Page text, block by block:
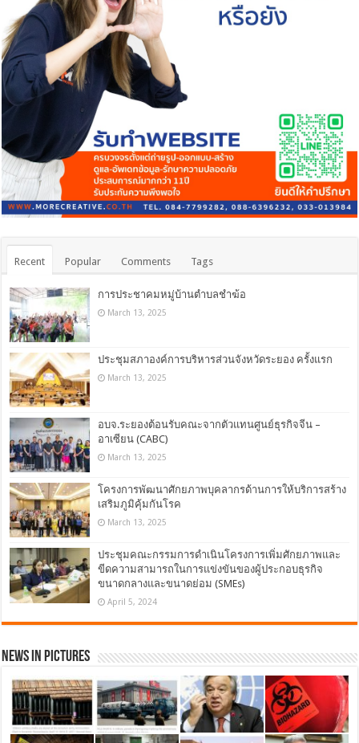
Recent Popular Comments Tags
การประชาคมหมู่บ้านตำบลชำฆ้อ
March 13, 2025
ประชุมสภาองค์การบริหารส่วนจังหวัดระยอง ครั้งแรก
March 13, 2025
อบจ.ระยองต้อนรับคณะจากตัวแทนศูนย์ธุรกิจจีน –
อาเซียน (CABC)
March 13, 2025
โครงการพัฒนาศักยภาพบุคลากรด้านการให้บริการสร้าง
เสริมภูมิคุ้มกันโรค
March 13, 2025
ประชุมคณะกรรมการดำเนินโครงการเพิ่มศักยภาพและ
ขีดความสามารถในการแข่งขันของผู้ประกอบธุรกิจ
ขนาดกลางและขนาดย่อม (SMEs)
April 5, 2024
News in Pictures